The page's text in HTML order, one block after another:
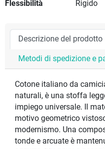
Flessibilità Rigido
Descrizione del prodotto
Metodi di spedizione e
Cotone italiano da
naturali, è una stoffa
impiego universale. Il
motivo geometrico
modernismo. Una
tonde e arcuate è